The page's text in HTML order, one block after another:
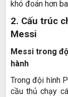
khó đoán hơn
2. Cấu trúc
Messi
Messi trong
hành
Trong đội hình
cầu thủ chạy